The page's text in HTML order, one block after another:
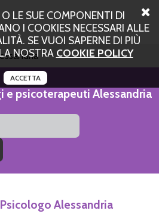
LE SUE COMPONENTI DI
I COOKIES NECESSARI ALLE
SE VUOI SAPERNE DI PIÙ
NOSTRA COOKIE POLICY
ACCETTA
e psicoterapeuti Alessandria
Alessandria